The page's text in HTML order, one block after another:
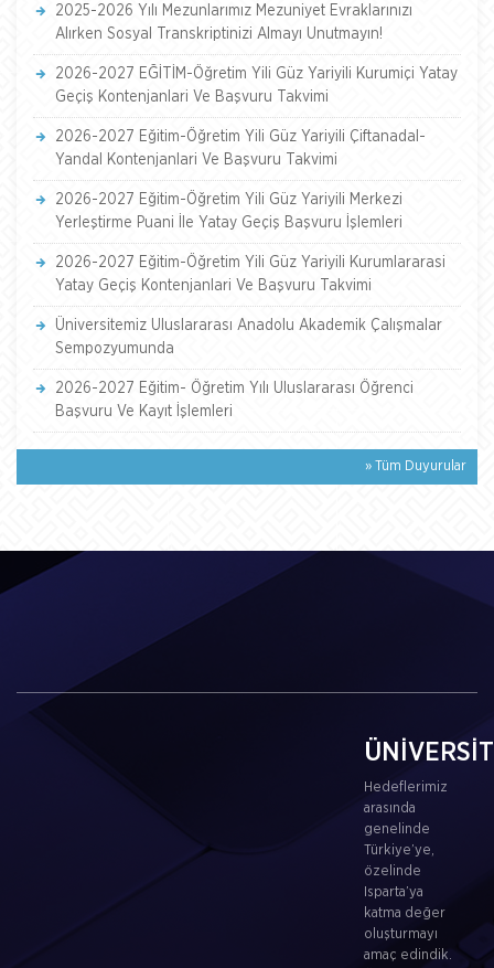
2025-2026 Yılı Mezunlarımız Mezuniyet Evraklarınızı
Alırken Sosyal Transkriptinizi Almayı Unutmayın!
2026-2027 EĞİTİM-Öğretim Yili Güz Yariyili Kurumiçi Yatay
Geçiş Kontenjanlari Ve Başvuru Takvimi
2026-2027 Eğitim-Öğretim Yili Güz Yariyili Çiftanadal-
Yandal Kontenjanlari Ve Başvuru Takvimi
2026-2027 Eğitim-Öğretim Yili Güz Yariyili Merkezi
Yerleştirme Puani İle Yatay Geçiş Başvuru İşlemleri
2026-2027 Eğitim-Öğretim Yili Güz Yariyili Kurumlararasi
Yatay Geçiş Kontenjanlari Ve Başvuru Takvimi
Üniversitemiz Uluslararası Anadolu Akademik Çalışmalar
Sempozyumunda
2026-2027 Eğitim- Öğretim Yılı Uluslararası Öğrenci
Başvuru Ve Kayıt İşlemleri
» Tüm Duyurular
Hedeflerimiz
arasında
genelinde
Türkiye’ye,
özelinde
Isparta’ya
katma değer
oluşturmayı
amaç edindik.